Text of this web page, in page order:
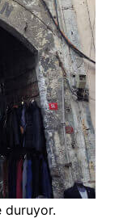
duruyor.